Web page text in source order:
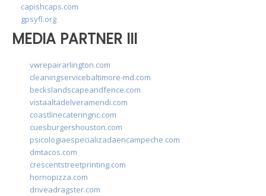
capishcaps.com
gpsyfl.org
MEDIA PARTNER III
vwrepairarlington.com
cleaningservicebaltimore-md.com
beckslandscapeandfence.com
vistaaltadelveramendi.com
coastlinecateringnc.com
cuesburgershouston.com
psicologiaespecializadaencampeche.com
dmtacos.com
crescentstreetprinting.com
hornopizza.com
driveadragster.com